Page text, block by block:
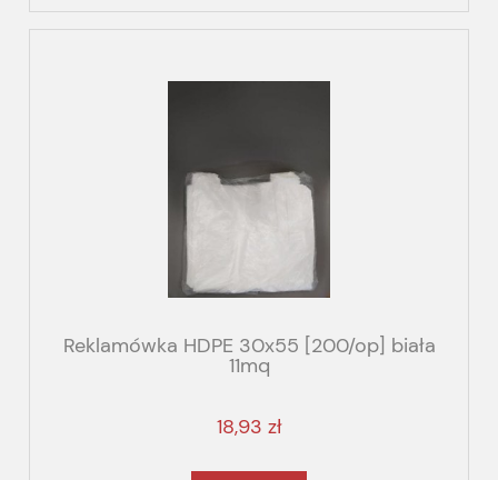
Reklamówka HDPE 30x55 [200/op] biała
11mq
18,93 zł